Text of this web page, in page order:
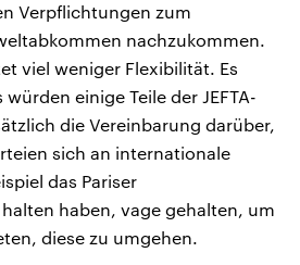
Verpflichtungen zum
nachzukommen.
viel weniger Flexibilität. Es
einige Teile der JEFTA-
die Vereinbarung darüber,
sich an internationale
das Pariser
haben, vage gehalten, um
diese zu umgehen.